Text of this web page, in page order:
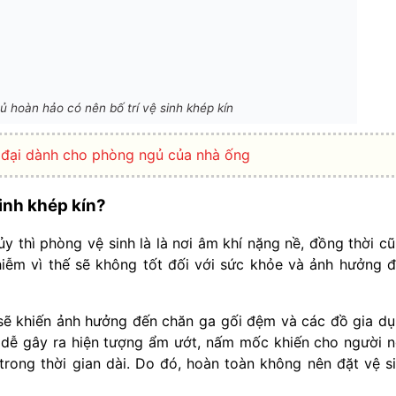
hoàn hảo có nên bố trí vệ sinh khép kín
dành cho phòng ngủ của nhà ống
khép kín?
thì phòng vệ sinh là là nơi âm khí nặng nề, đồng thời
vì thế sẽ không tốt đối với sức khỏe và ảnh hưởng
khiến ảnh hưởng đến chăn ga gối đệm và các đồ gia
gây ra hiện tượng ẩm ướt, nấm mốc khiến cho người
thời gian dài. Do đó, hoàn toàn không nên đặt vệ